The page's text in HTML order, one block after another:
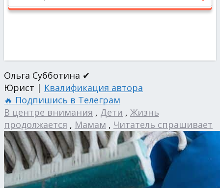
Ольга Субботина ✔
Юрист | Квалификация автора
🔥 Подпишись в Телеграм
В центре внимания , Дети , Жизнь
продолжается , Мамам , Читатель спрашивает